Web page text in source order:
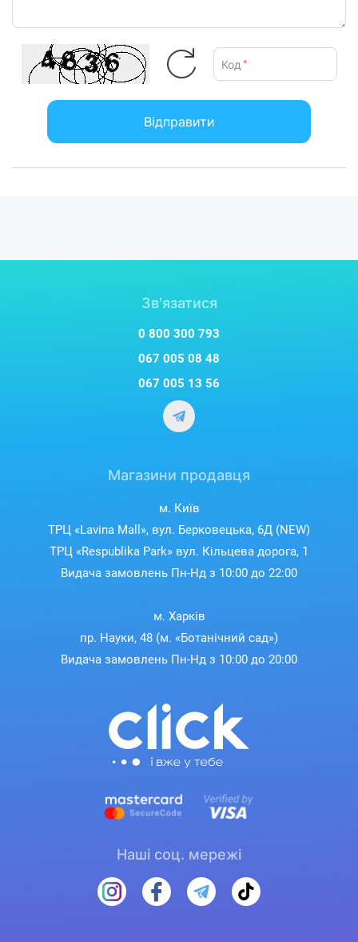
Код *
Відправити
Зв'язатися
0 800 300 793
067 005 08 48
067 005 13 56
Магазини продавця
м. Київ
ТРЦ «Lavina Mall», вул. Берковецька, 6Д (NEW)
ТРЦ «Respublika Park» вул. Кільцева дорога, 1
Видача замовлень Пн-Нд з 10:00 до 22:00
м. Харків
пр. Науки, 48 (м. «Ботанічний сад»)
Видача замовлень Пн-Нд з 10:00 до 20:00
Наші соц. мережі